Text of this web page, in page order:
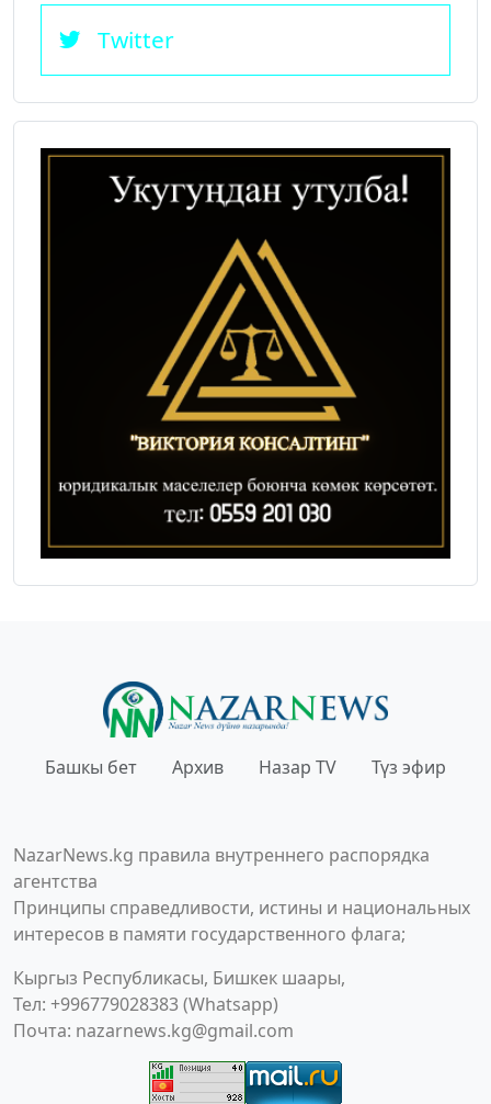
Twitter
Башкы бет Архив Назар TV Түз эфир
NazarNews.kg правила внутреннего распорядка
агентства
Принципы справедливости, истины и национальных
интересов в памяти государственного флага;
Кыргыз Республикасы, Бишкек шаары,
Тел: +996779028383 (Whatsapp)
Почта: nazarnews.kg@gmail.com